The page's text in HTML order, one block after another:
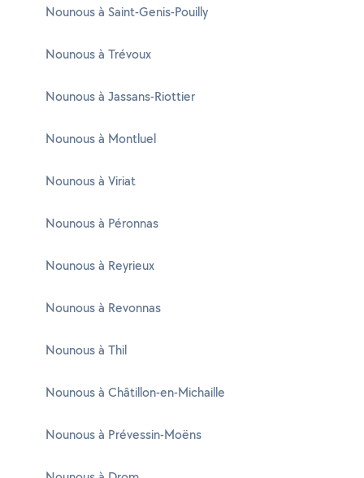
Nounous à Saint-Genis-Pouilly
Nounous à Trévoux
Nounous à Jassans-Riottier
Nounous à Montluel
Nounous à Viriat
Nounous à Péronnas
Nounous à Reyrieux
Nounous à Revonnas
Nounous à Thil
Nounous à Châtillon-en-Michaille
Nounous à Prévessin-Moëns